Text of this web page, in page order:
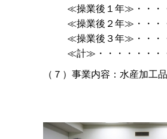
≪操業後１年≫・・・
≪操業後２年≫・・・
≪操業後３年≫・・・
≪計≫・・・・・・・
（７）事業内容：水産加工